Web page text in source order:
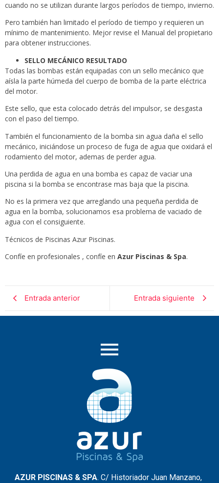
cuando no se utilizan durante largos períodos de tiempo, invierno.
Pero también han limitado el período de tiempo y requieren un
mínimo de mantenimiento. Mejor revise el Manual del propietario
para obtener instrucciones.
SELLO MECÁNICO RESULTADO
Todas las bombas están equipadas con un sello mecánico que
aísla la parte húmeda del cuerpo de bomba de la parte eléctrica
del motor.
Este sello, que esta colocado detrás del impulsor, se desgasta
con el paso del tiempo.
También el funcionamiento de la bomba sin agua daña el sello
mecánico, iniciándose un proceso de fuga de agua que oxidará el
rodamiento del motor, ademas de perder agua.
Una perdida de agua en una bomba es capaz de vaciar una
piscina si la bomba se encontrase mas baja que la piscina.
No es la primera vez que arreglando una pequeña perdida de
agua en la bomba, solucionamos esa problema de vaciado de
agua con el consiguiente.
Técnicos de Piscinas Azur Piscinas.
Confíe en profesionales , confíe en Azur Piscinas & Spa.
Entrada anterior Entrada siguiente
AZUR PISCINAS & SPA. C/ Historiador Juan Manzano,